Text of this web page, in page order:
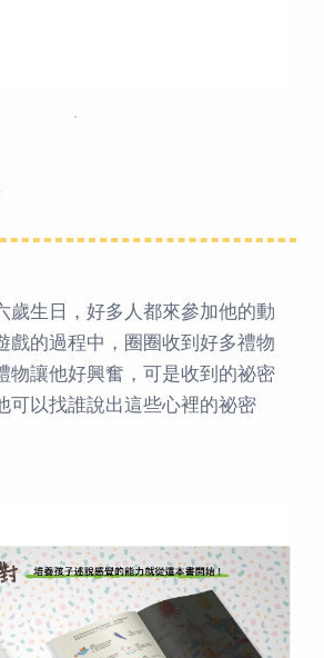
．
歲生日，好多人都來參加他的動
戲的過程中，圈圈收到好多禮物
物讓他好興奮，可是收到的祕密
可以找誰說出這些心裡的祕密